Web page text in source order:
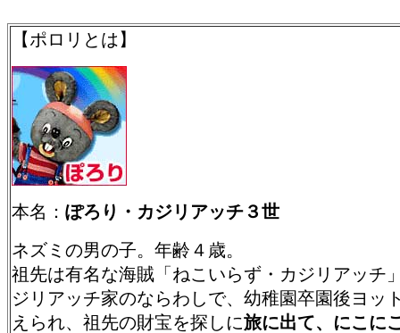
【ポロリとは】
本名： ぽろり・カジリアッチ３世
ネズミの男の子。年齢４歳。
祖先は有名な海賊「ねこいらず・カジリアッチ
ジリアッチ家のならわしで、幼稚園卒園後ヨッ
えられ、祖先の財宝を探しに旅に出て、にこに